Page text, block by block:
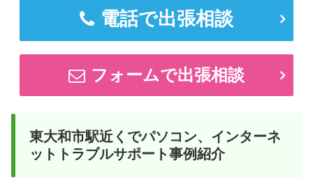
電話で出張相談
フォームで出張相談
東大和市駅近くでパソコン、インターネ
ットトラブルサポート事例紹介